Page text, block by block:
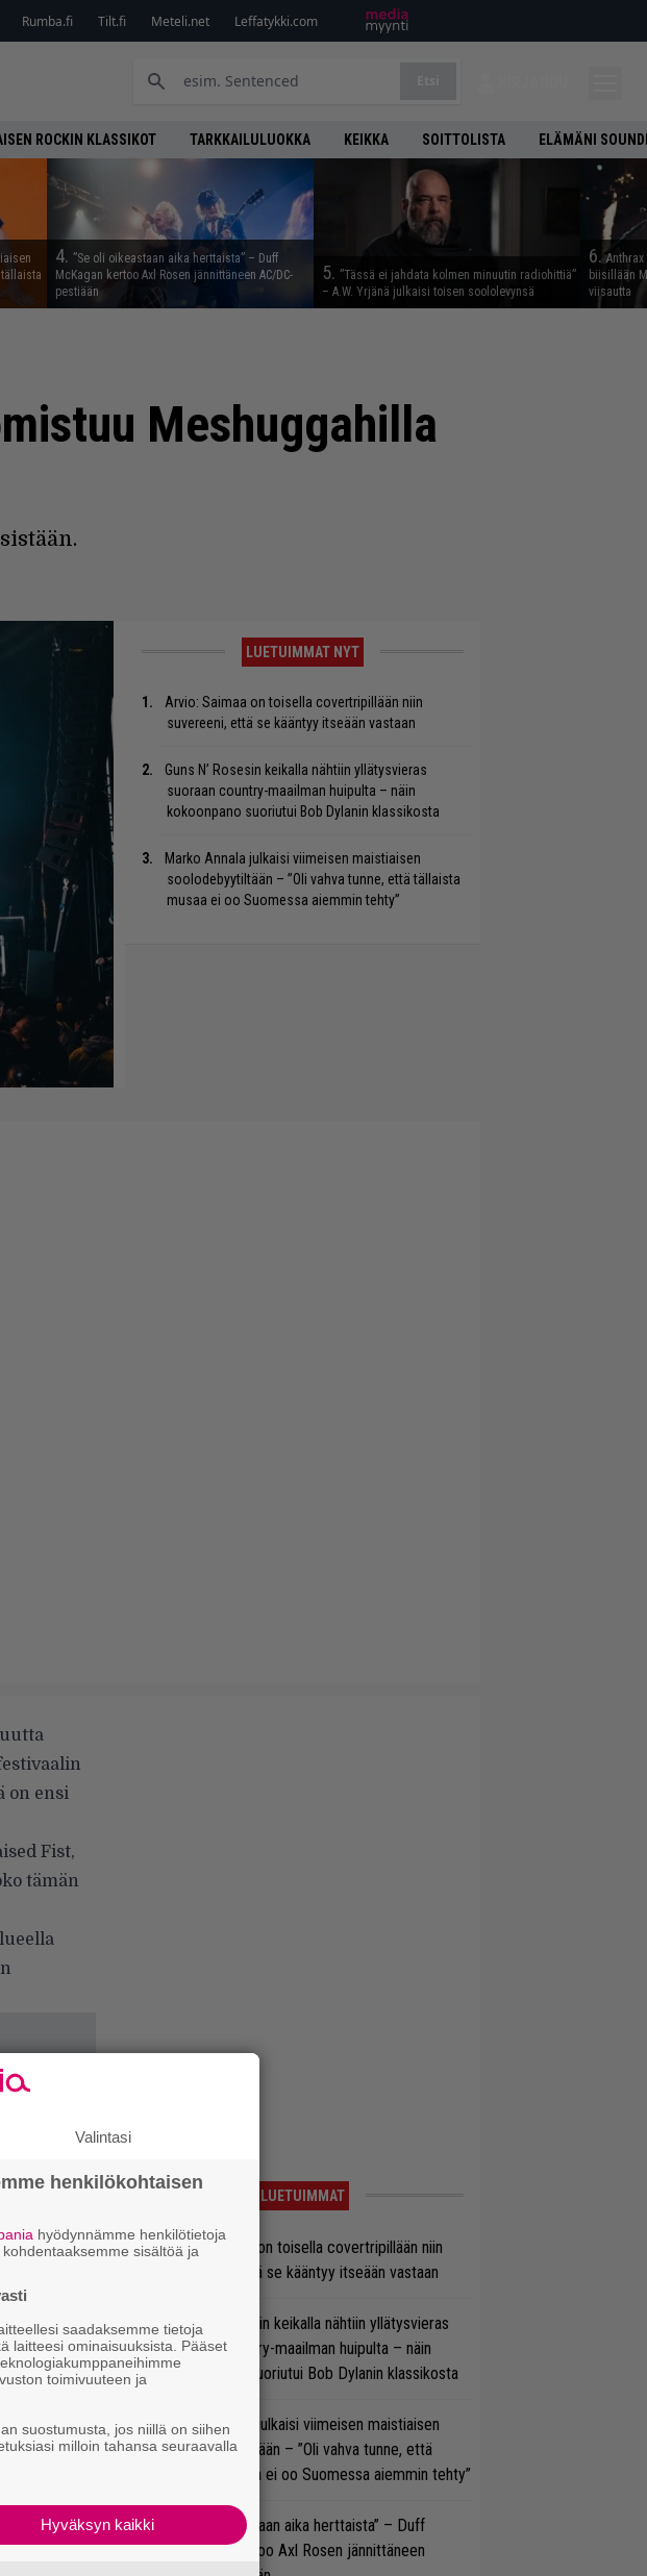
Rumba.fi Tilt.fi Meteli.net Leffatykki.com
ROCKIN KLASSIKOT TARKKAILULUOKKA KEIKKA SOITTOLISTA ELÄMÄNI
4. ”Se oli oikeastaan aika herttaista” – Duff
McKagan kertoo Axl Rosen jännittäneen AC/DC-
pestiään
5. ”Tässä ei jahdata kolmen minuutin radiohittiä”
– A.W. Yrjänä julkaisi toisen soololevynsä
6.
biisillään
viisautta
Meshuggahilla
LUETUIMMAT NYT
Arvio: Saimaa on toisella covertripillään niin
suvereeni, että se kääntyy itseään vastaan
Guns N’ Rosesin keikalla nähtiin yllätysvieras
suoraan country-maailman huipulta – näin
kokoonpano suoriutui Bob Dylanin klassikosta
Marko Annala julkaisi viimeisen maistiaisen
soolodebyytiltään – ”Oli vahva tunne, että tällaista
musaa ei oo Suomessa aiemmin tehty”
on ensi
Fist,
tämän
LUETUIMMAT
Arvio: Saimaa on toisella covertripillään niin
suvereeni, että se kääntyy itseään vastaan
Guns N’ Rosesin keikalla nähtiin yllätysvieras
suoraan country-maailman huipulta – näin
kokoonpano suoriutui Bob Dylanin klassikosta
Marko Annala julkaisi viimeisen maistiaisen
soolodebyytiltään – ”Oli vahva tunne, että
tällaista musaa ei oo Suomessa aiemmin tehty”
”Se oli oikeastaan aika herttaista” – Duff
McKagan kertoo Axl Rosen jännittäneen
Valintasi
henkilökohtaisen
hyödynnämme henkilötietoja
sisältöä ja
saadaksemme tietoja
laitteesi ominaisuuksista. Pääset
toimivuuteen ja
suostumusta, jos niillä on siihen
milloin tahansa seuraavalla
Hyväksyn kaikki